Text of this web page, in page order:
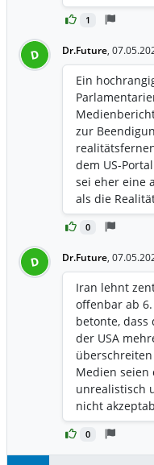
1
D Dr.Future,
0
Ein
zur
dem US-
sei eher eine
als die
Sprecher des
Ausschusses
https://
Iran-hat-
zugesagt-
D Dr.Future,
0
Iran lehnt
offenbar ab
betonte, dass
der USA
Medien seien
unrealistisch
nicht
https://
Trading-
deutlich-iran-